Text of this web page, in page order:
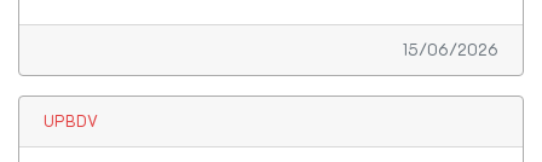
15/06/2026
UPBDV